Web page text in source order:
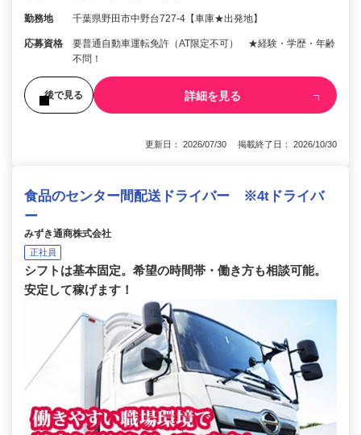
勤務地 千葉県野田市中野台727-4【車庫★出発地】
応募資格
要普通自動車運転免許（AT限定不可） ★経験・学歴・年齢
不問！
後で見る 詳細を見る
更新日： 2026/07/30 掲載終了日： 2026/10/30
食品のセンター間配送ドライバー ※4tドライバ
ー
みずき通商株式会社
正社員
シフトは基本固定。希望の時間帯・働き方も相談可能。
安定して稼げます！